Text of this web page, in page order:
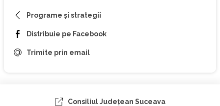
Programe și strategii
Distribuie pe Facebook
Trimite prin email
Consiliul Judeţean Suceava